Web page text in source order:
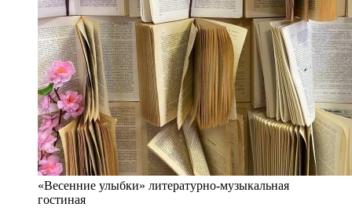
«Весенние улыбки» литературно-музыкальная
гостиная